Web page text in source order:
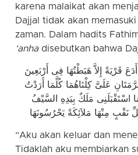
karena malaikat akan
Dajjal tidak akan
zaman. Dalam hadits
‘anhadisebutkan bahwa
قَرْيَةً إِلاَّ هَبَطْتُهَا فِى أَرْبَعِينَ
عَلَىَّ كِلْتَاهُمَا كُلَّمَا أَرَدْتُ
اسْتَقْبَلَنِى مَلَكٌ بِيَدِهِ السَّيْفُ
مِنْهَا مَلاَئِكَةً يَحْرُسُونَهَا
“Aku akan keluar dan
Tidaklah aku membiarkan